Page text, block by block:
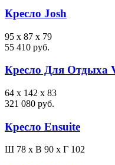
Кресло Josh
95 x 87 x 79
55 410 руб.
Кресло Для Отдыха
64 x 142 x 83
321 080 руб.
Кресло Ensuite
Ш 78 x В 90 x Г 102